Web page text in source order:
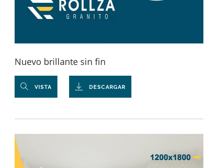
Nuevo brillante sin fin
VISTA DESCARGAR